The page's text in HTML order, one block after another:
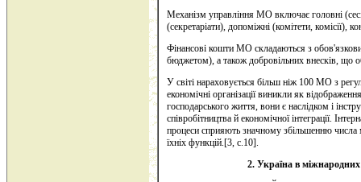
Механізм управління МО включає головні
(секретаріати), допоміжні (комітети, комісії),
Фінансові кошти МО складаються з
бюджетом), а також добровільних внесків, що
У світі нараховується більш ніж 100 МО з
економічні організації виникли як
господарського життя, вони є наслідком і
співробітництва й економічної інтеграції.
процеси сприяють значному збільшенню
їхніх функцій.[3, с.10].
2. Україна в міжнародних